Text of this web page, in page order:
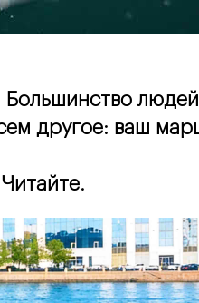
Большинство
другое: ваш